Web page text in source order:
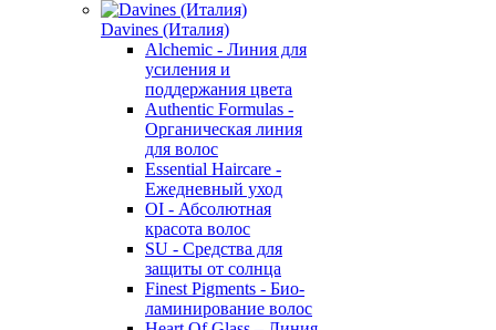
Davines (Италия)
Alchemic - Линия для
усиления и
поддержания цвета
Authentic Formulas -
Органическая линия
для волос
Essential Haircare -
Eжедневный уход
OI - Абсолютная
красота волос
SU - Средства для
защиты от солнца
Finest Pigments - Био-
ламинирование волос